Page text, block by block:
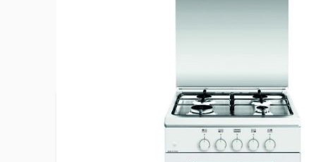
Classe énergétique du four A
Consommation d'énergie convection
1,59 kWh/